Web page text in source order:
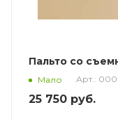
Пальто со
Мало Арт.:
25 750 руб.